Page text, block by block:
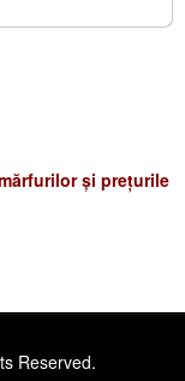
și prețurile
Reserved.